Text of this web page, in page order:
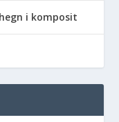
i komposit